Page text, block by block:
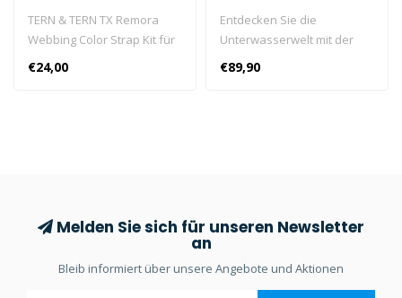
Strap Kit
TERN & TERN TX Remora
Webbing Color Strap Kit für
€24,00
Entdecken Sie die
Unterwasserwelt mit der
Herren. Mit dem exklusiven
€89,90
Melden Sie sich für unseren Newsletter
an
Bleib informiert über unsere Angebote und Aktionen